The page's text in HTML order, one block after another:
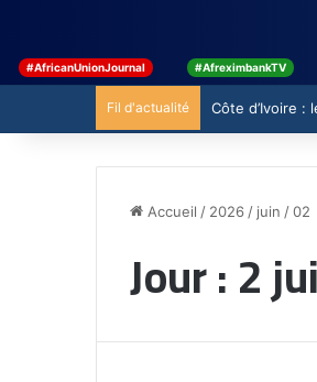
#AfricanUnionJournal #AfreximbankTV
Fil d'actualité Côte d’Ivoire :
Accueil / 2026/ juin /02
Jour :2